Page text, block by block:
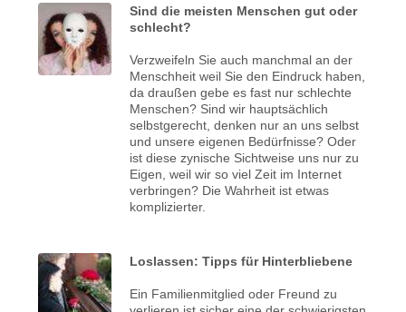
Sind die meisten Menschen gut oder
schlecht?
Verzweifeln Sie auch manchmal an der
Menschheit weil Sie den Eindruck haben,
da draußen gebe es fast nur schlechte
Menschen? Sind wir hauptsächlich
selbstgerecht, denken nur an uns selbst
und unsere eigenen Bedürfnisse? Oder
ist diese zynische Sichtweise uns nur zu
Eigen, weil wir so viel Zeit im Internet
verbringen? Die Wahrheit ist etwas
komplizierter.
Loslassen: Tipps für Hinterbliebene
Ein Familienmitglied oder Freund zu